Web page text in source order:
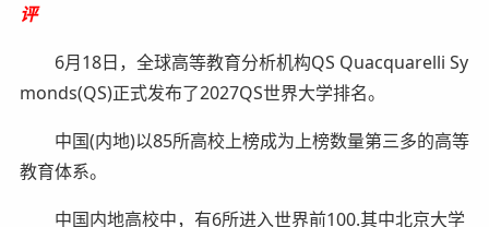
评
6月18日，全球高等教育分析机构QS Quacquarelli Sy
monds(QS)正式发布了2027QS世界大学排名。
中国(内地)以85所高校上榜成为上榜数量第三多的高等
教育体系。
中国内地高校中，有6所进入世界前100.其中北京大学